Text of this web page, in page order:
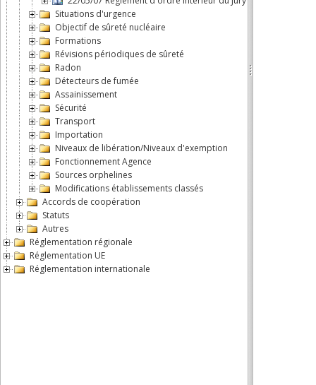
Situations d'urgence
Objectif de sûreté nucléaire
Formations
Révisions périodiques de sûreté
Radon
Détecteurs de fumée
Assainissement
Sécurité
Transport
Importation
Niveaux de libération/Niveaux d'exemption
Fonctionnement Agence
Sources orphelines
Modifications établissements classés
Accords de coopération
Statuts
Autres
Réglementation régionale
Réglementation UE
Réglementation internationale